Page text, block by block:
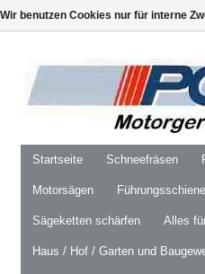
Startseite Schneefräsen
Motorsägen
Sägeketten schärfen Alles
Haus / Hof / Garten und
Wir benutzen Cookies nur für interne